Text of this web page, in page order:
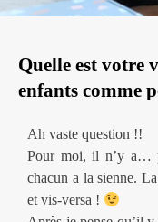
Quelle est votre
enfants comme
Ah vaste question !!
Pour moi, il n’y a…
chacun a la sienne.
et vis-versa !